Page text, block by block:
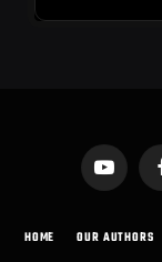
HOME OUR AUTHORS